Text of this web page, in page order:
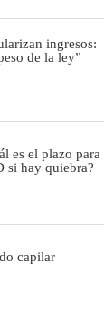
ingresos:
de la ley”
es el plazo para
si hay quiebra?
capilar